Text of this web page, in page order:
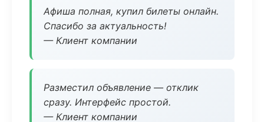
Афиша полная, купил билеты онлайн.
Спасибо за актуальность!
— Клиент компании
Разместил объявление — отклик
сразу. Интерфейс простой.
— Клиент компании